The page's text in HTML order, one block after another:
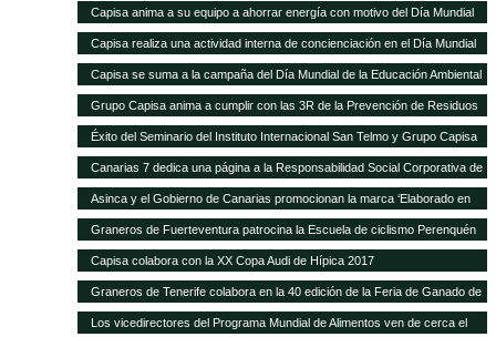
Capisa anima a su equipo a ahorrar energía con motivo del Día Mundial
de la Energía
Capisa realiza una actividad interna de concienciación en el Día Mundial
de la Educación Ambiental
Capisa se suma a la campaña del Día Mundial de la Educación Ambiental
Grupo Capisa anima a cumplir con las 3R de la Prevención de Residuos
Éxito del Seminario del Instituto Internacional San Telmo y Grupo Capisa
destinado al sector primario, la industria agroalimentaria y la distribución
Canarias 7 dedica una página a la Responsabilidad Social Corporativa de
Grupo Capisa
Asinca y el Gobierno de Canarias promocionan la marca ‘Elaborado en
Canarias’ con una campaña en la que participa Grupo Capisa
Graneros de Fuerteventura patrocina la Escuela de ciclismo Perenquén
Macebike
Capisa colabora con la XX Copa Audi de Hípica 2017
Graneros de Tenerife colabora en la 40 edición de la Feria de Ganado de
San Benito
Los vicedirectores del Programa Mundial de Alimentos ven de cerca el